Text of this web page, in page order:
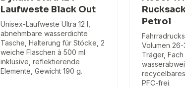
Laufweste Black Out
Unisex-Laufweste Ultra 12 l,
abnehmbare wasserdichte
Tasche, Halterung für Stöcke, 2
weiche Flaschen à 500 ml
inklusive, reflektierende
Elemente, Gewicht 190 g.
Petrol
Volumen
Träger,
recycelbares
PFC-frei.